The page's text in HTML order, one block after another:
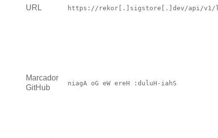
URL https://rekor[.]sigstore[.]dev/api/v1/
Marcador
GitHub
niagA oG eW ereH :duluH-iahS